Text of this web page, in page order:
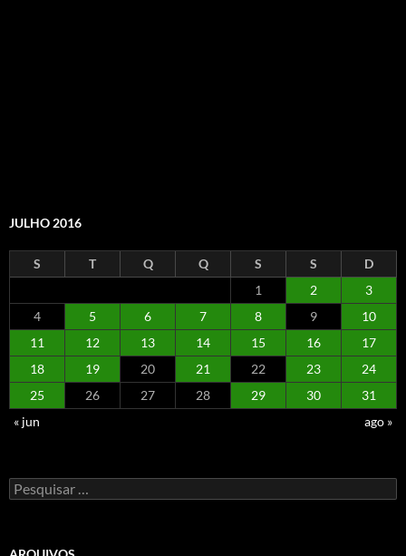
JULHO 2016
S T Q Q S S
D
1
2
3
4
5 6 7 8 9
10
11
12 13 14 15 16
17
18
19 20 21 22 23
24
25
26 27 28 29 30
31
« jun
ago »
Pesquisar
por: